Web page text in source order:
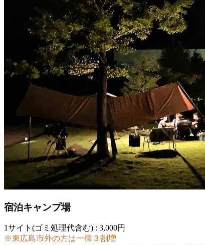
宿泊キャンプ場
1サイト(ゴミ処理代含む) : 3,000円
※東広島市外の方は一律３割増